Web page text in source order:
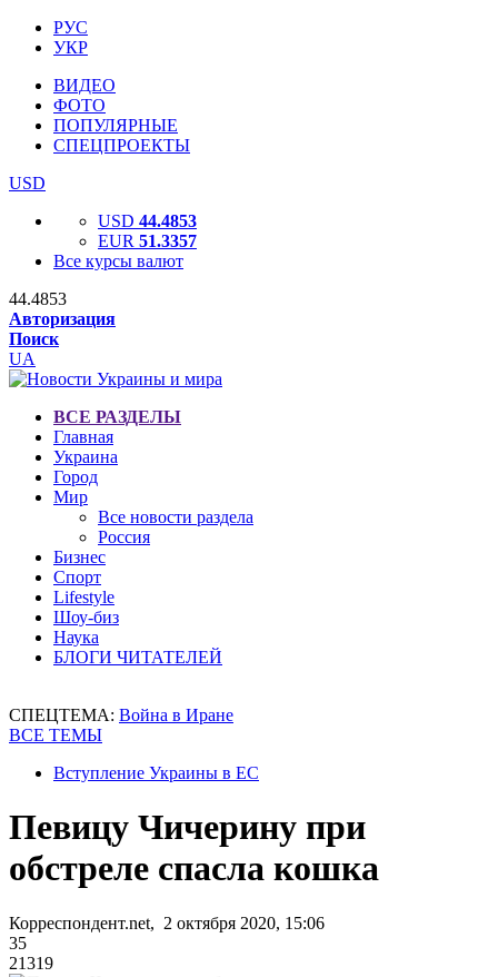
РУС
УКР
ВИДЕО
ФОТО
ПОПУЛЯРНЫЕ
СПЕЦПРОЕКТЫ
USD
USD 44.4853
EUR 51.3357
Все курсы валют
44.4853
Авторизация
Поиск
UA
ВСЕ РАЗДЕЛЫ
Главная
Украина
Город
Мир
Все новости раздела
Россия
Бизнес
Спорт
Lifestyle
Шоу-биз
Наука
БЛОГИ ЧИТАТЕЛЕЙ
СПЕЦТЕМА: Война в Иране
ВСЕ ТЕМЫ
Вступление Украины в ЕС
Певицу Чичерину при
обстреле спасла кошка
Корреспондент.net, 2 октября 2020, 15:06
35
21319